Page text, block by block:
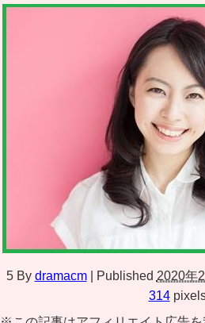
5 By dramacm Published 2020年
314